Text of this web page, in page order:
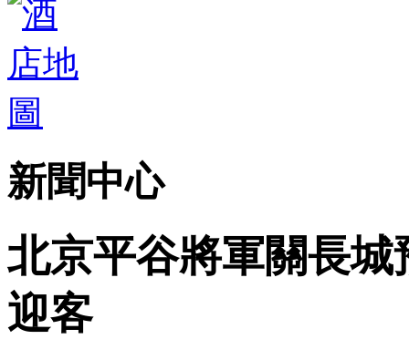
新聞中心
北京平谷將軍關長城
迎客